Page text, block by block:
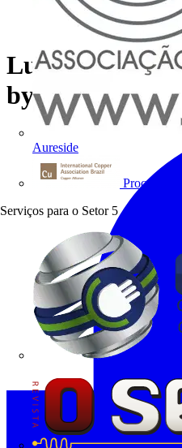
Aureside
Procobre
Serviços para o Setor 5
Luminárias
by LEDVANCE